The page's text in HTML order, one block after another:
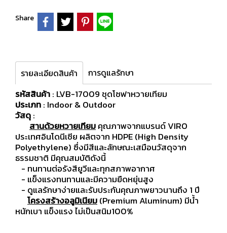
Share
รายละเอียดสินค้า การดูแลรักษา
รหัสสินค้า: LVB-17009 ชุดโซฟาหวายเทียม
ประเภท: Indoor & Outdoor
วัสดุ:
สานด้วยหวายเทียมคุณภาพจากแบรนด์ VIRO
ประเทศอินโดนีเซีย ผลิตจาก HDPE (High Density
Polyethylene) ซึ่งมีสีและลักษณะเสมือนวัสดุจาก
ธรรมชาติ มีคุณสมบัติดังนี้
- ทนทานต่อรังสียูวีและทุกสภาพอากาศ
- แข็งแรงทนทานและมีความยืดหยุ่นสูง
- ดูแลรักษาง่ายและรับประกันคุณภาพยาวนานถึง 1 ปี
โครงสร้างอลูมิเนียม(Premium Aluminum) มีน้ำ
หนักเบา แข็งแรง ไม่เป็นสนิม100%